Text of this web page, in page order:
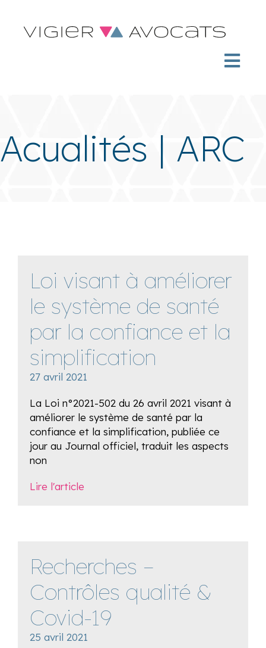
Acualités | ARC
Loi visant à améliorer
le système de santé
par la confiance et la
simplification
27 avril 2021
La Loi n°2021-502 du 26 avril 2021 visant à
améliorer le système de santé par la
confiance et la simplification, publiée ce
jour au Journal officiel, traduit les aspects
non
Lire l'article
Recherches –
Contrôles qualité &
Covid-19
25 avril 2021